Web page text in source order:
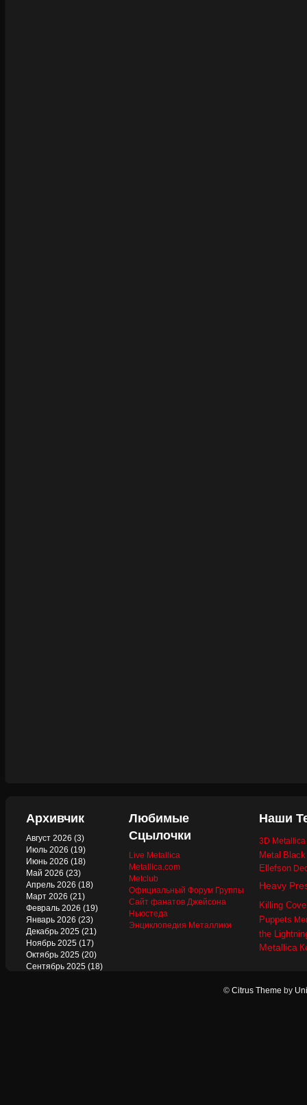
Архивчик
Август 2026 (3)
Июль 2026 (19)
Июнь 2026 (18)
Май 2026 (23)
Апрель 2026 (18)
Март 2026 (21)
Февраль 2026 (19)
Январь 2026 (23)
Декабрь 2025 (21)
Ноябрь 2025 (17)
Октябрь 2025 (20)
Сентябрь 2025 (18)
Любимые
Сцылочки
Live Metallica
Metallica.com
Metclub
Официальный Форум Группы
Сайт фанатов Джейсона
Ньюстеда
Энциклопедия Металлики
Наши
3D
Metal
Ellefson
Heavy
Killing
Puppets
the
Metallica
© Citrus Theme by